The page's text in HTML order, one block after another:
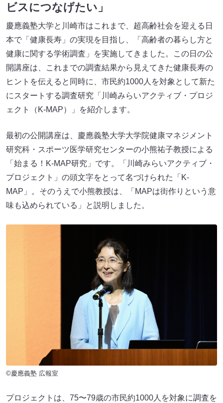
ビスにつなげたい」
慶應義塾大学と川崎市はこれまで、超高齢社会を迎える日
本で「健康長寿」の実現を目指し、「高齢者の暮らし方と
健康に関する学術調査」を実施してきました。この日の公
開講座は、これまでの調査結果から見えてきた健康長寿の
ヒントを伝えると同時に、市民約1000人を対象として新た
にスタートする調査研究「川崎みらいアクティブ・プロジ
ェクト（K-MAP）」を紹介します。
最初の公開講座は、慶應義塾大学大学院健康マネジメント
研究科・スポーツ医学研究センターの小熊祐子教授による
「始まる！K-MAP研究」です。「川崎みらいアクティブ・
プロジェクト」の頭文字をとって名づけられた「K-
MAP」。そのうえで小熊教授は、「MAPは街作りという意
味も込められている」と説明しました。
©慶應義塾 広報室
プロジェクトは、75〜79歳の市民約1000人を対象に調査を